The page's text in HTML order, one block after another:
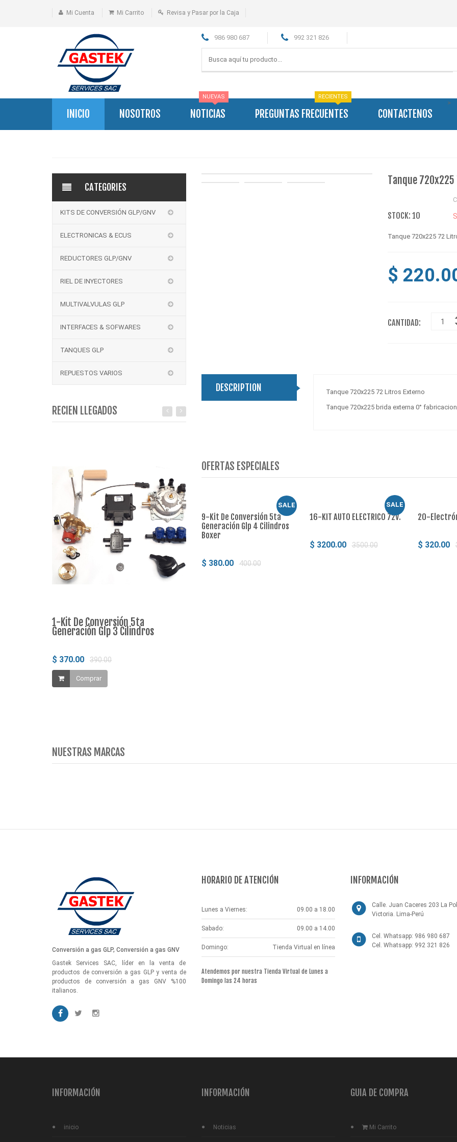
Mi Cuenta Mi Carrito Revisa y Pasar por la Caja
986 980 687 992 321 826
INICIO NOSOTROS
>
NOTICIAS
NUEVAS
PREGUNTAS FRECUENTES
RECIENTES
CONTACTENOS
CATEGORIES
KITS DE CONVERSIÓN GLP/GNV
ELECTRONICAS & ECUS
REDUCTORES GLP/GNV
RIEL DE INYECTORES
MULTIVALVULAS GLP
INTERFACES & SOFWARES
TANQUES GLP
REPUESTOS VARIOS
RECIEN LLEGADOS
1-Kit De Conversión 5ta
Generación Glp 3 Cilindros
$ 370.00 390.00
Comprar
Tanque
STOCK: 10
Tanque 720x225 72
$
CANTIDAD:
DESCRIPTION
Tanque 720x225 72 Litros Externo
Tanque 720x225 brida externa 0°
OFERTAS ESPECIALES
SALE
9-Kit De Conversión 5ta
Generación Glp 4 Cilindros
Boxer
$ 380.00 400.00
SALE
16-KIT AUTO ELECTRICO 72V.
$ 3200.00 3500.00
20-
$ 320.00
NUESTRAS MARCAS
Conversión a gas GLP, Conversión a gas GNV
Gastek Services SAC, líder en la venta de
productos de conversión a gas GLP y venta de
productos de conversión a gas GNV %100
italianos.
HORARIO DE ATENCIÓN
Lunes a Viernes: 09.00 a 18.00
Sabado: 09.00 a 14.00
Domingo: Tienda Virtual en línea
Atendemos por nuestra Tienda Virtual de Lunes a
Domingo las 24 horas
INFORMACIÓN
Calle. Juan Caceres 203 La
Victoria. Lima-Perú
Cel. Whatsapp: 986 980 687
Cel. Whatsapp: 992 321 826
INFORMACIÓN
inicio
INFORMACIÓN
Noticias
GUIA DE COMPRA
Mi Carrito